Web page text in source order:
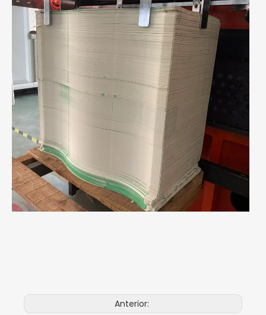
Anterior: